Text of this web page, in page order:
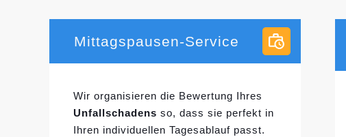
Mittagspausen-Service
Wir organisieren die Bewertung Ihres
Unfallschadens so, dass sie perfekt in
Ihren individuellen Tagesablauf passt.